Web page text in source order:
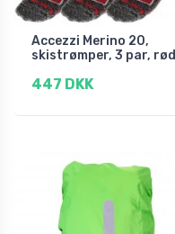
Accezzi Merino 20,
skistrømper, 3 par, rød
447 DKK